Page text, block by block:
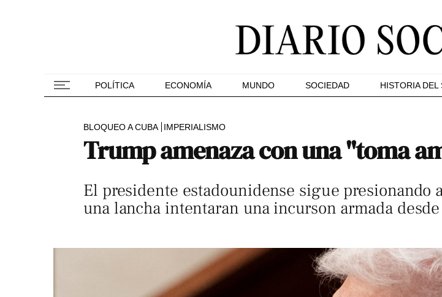
POLÍTICA ECONOMÍA MUNDO SOCIEDAD HISTORIA DEL
BLOQUEO A CUBA IMPERIALISMO
Trump amenaza con una "toma
El presidente estadounidense sigue presionando
una lancha intentaran una incurson armada